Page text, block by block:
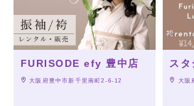
FURISODE efy 豊中店
大阪府豊中市新千里南町2-6-12
ス
大阪